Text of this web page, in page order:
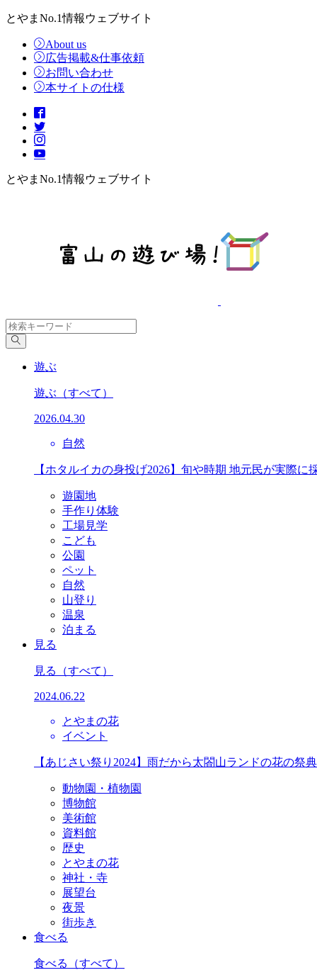
とやまNo.1情報ウェブサイト
About us
広告掲載&仕事依頼
お問い合わせ
本サイトの仕様
とやまNo.1情報ウェブサイト
遊ぶ
遊ぶ （すべて）
2026.04.30
自然
【ホタルイカの身投げ2026】旬や時期 地元民が実際に
遊園地
手作り体験
工場見学
こども
公園
ペット
自然
山登り
温泉
泊まる
見る
見る （すべて）
2024.06.22
とやまの花
イベント
【あじさい祭り2024】雨だから太閤山ランドの花の祭
動物園・植物園
博物館
美術館
資料館
歴史
とやまの花
神社・寺
展望台
夜景
街歩き
食べる
食べる （すべて）